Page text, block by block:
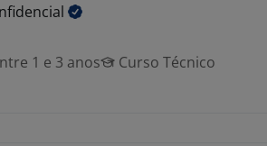
1 e 3 anos
Curso Técnico